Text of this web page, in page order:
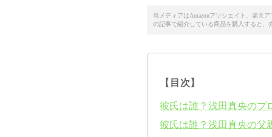
当メディアはAmazonアソシエイト、楽天
の記事で紹介している商品を購入すると、
【目次】
彼氏は誰？浅田真央のプ
彼氏は誰？浅田真央の父